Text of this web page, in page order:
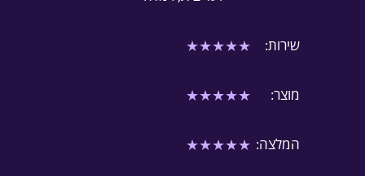
שירות: ★
★
★
★
★
מוצר: ★
★
★
★
★
המלצה: ★
★
★
★
★